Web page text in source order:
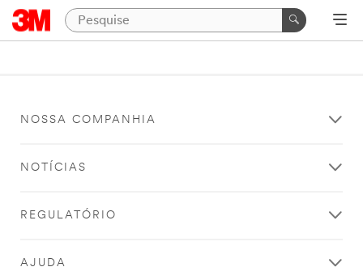
NOSSA COMPANHIA
NOTÍCIAS
REGULATÓRIO
AJUDA